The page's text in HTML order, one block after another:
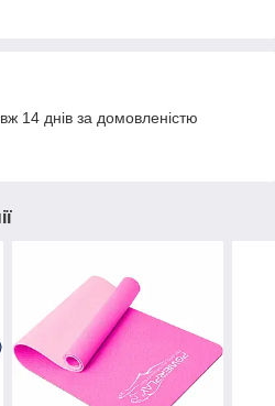
14 днів за домовленістю